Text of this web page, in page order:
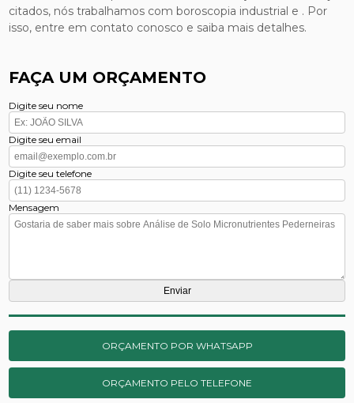
citados, nós trabalhamos com boroscopia industrial e . Por
isso, entre em contato conosco e saiba mais detalhes.
FAÇA UM ORÇAMENTO
Digite seu nome
Digite seu email
Digite seu telefone
Mensagem
ORÇAMENTO POR WHATSAPP
ORÇAMENTO PELO TELEFONE